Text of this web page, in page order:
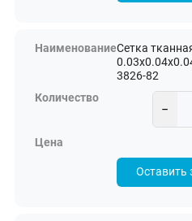
Сетка
3826-82
−
Оставить